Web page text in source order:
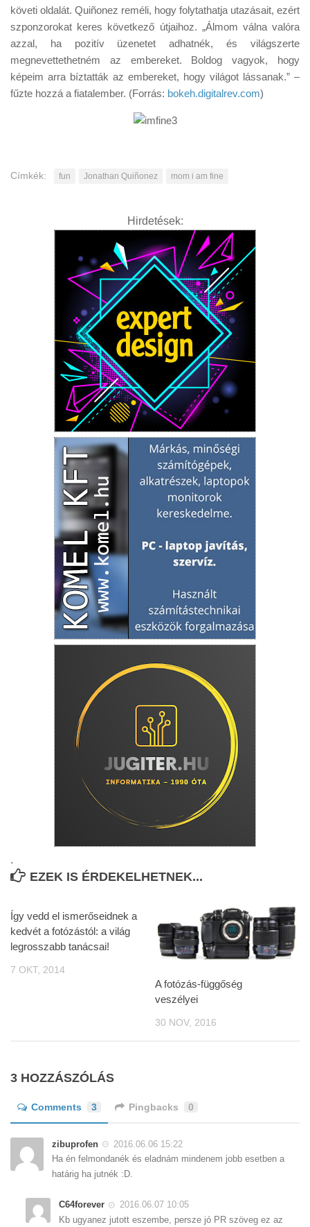
követi oldalát. Quiñonez reméli, hogy folytathatja utazásait, ezért
szponzorokat keres következő útjaihoz. „Álmom válna valóra
azzal, ha pozitív üzenetet adhatnék, és világszerte
megnevettethetném az embereket. Boldog vagyok, hogy
képeim arra bíztatták az embereket, hogy világot lássanak.” –
fűzte hozzá a fiatalember. (Forrás: bokeh.digitalrev.com)
Címkék: fun Jonathan Quiñonez mom i am fine
Hirdetések:
.
EZEK IS ÉRDEKELHETNEK...
Így vedd el ismerőseidnek a
kedvét a fotózástól: a világ
legrosszabb tanácsai!
7 OKT, 2014
A fotózás-függőség
veszélyei
30 NOV, 2016
3 HOZZÁSZÓLÁS
Comments 3 Pingbacks 0
zibuprofen
2016.06.06 15:22
Ha én felmondanék és eladnám mindenem jobb esetben a
határig ha jutnék :D.
C64forever
2016.06.07 10:05
Kb ugyanez jutott eszembe, persze jó PR szöveg ez az